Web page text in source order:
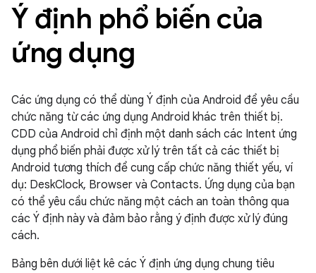
Ý định phổ biến của
ứng dụng
Các ứng dụng có thể dùng Ý định của Android để yêu cầu
chức năng từ các ứng dụng Android khác trên thiết bị.
CDD của Android chỉ định một danh sách các Intent ứng
dụng phổ biến phải được xử lý trên tất cả các thiết bị
Android tương thích để cung cấp chức năng thiết yếu, ví
dụ: DeskClock, Browser và Contacts. Ứng dụng của bạn
có thể yêu cầu chức năng một cách an toàn thông qua
các Ý định này và đảm bảo rằng ý định được xử lý đúng
cách.
Bảng bên dưới liệt kê các Ý định ứng dụng chung tiêu